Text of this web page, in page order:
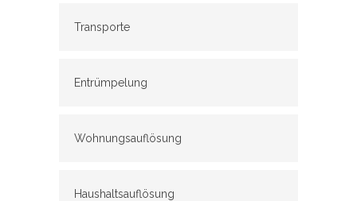
Transporte
Entrümpelung
Wohnungsauflösung
Haushaltsauflösung